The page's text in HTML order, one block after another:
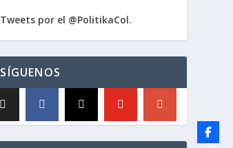
Tweets por el @PolitikaCol.
SÍGUENOS